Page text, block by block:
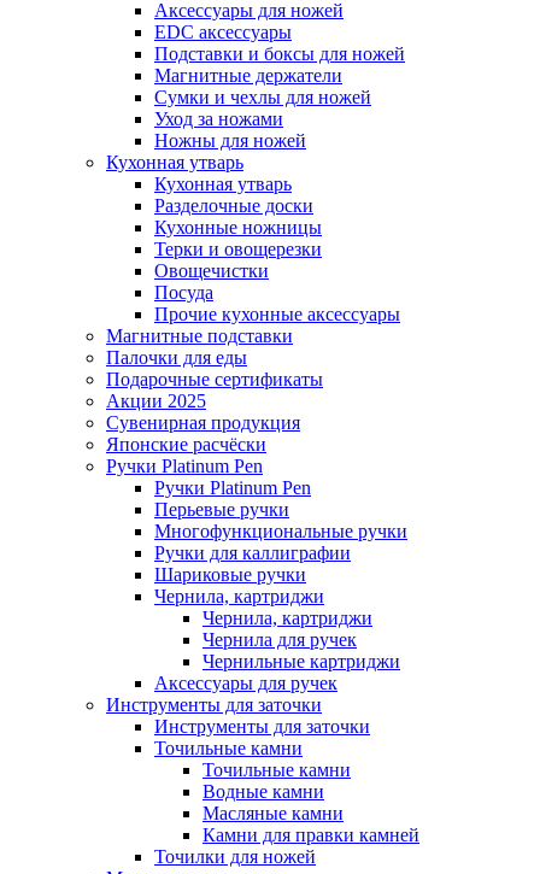
Аксессуары для ножей
EDC аксессуары
Подставки и боксы для ножей
Магнитные держатели
Сумки и чехлы для ножей
Уход за ножами
Ножны для ножей
Кухонная утварь
Кухонная утварь
Разделочные доски
Кухонные ножницы
Терки и овощерезки
Овощечистки
Посуда
Прочие кухонные аксессуары
Магнитные подставки
Палочки для еды
Подарочные сертификаты
Акции 2025
Сувенирная продукция
Японские расчёски
Ручки Platinum Pen
Ручки Platinum Pen
Перьевые ручки
Многофункциональные ручки
Ручки для каллиграфии
Шариковые ручки
Чернила, картриджи
Чернила, картриджи
Чернила для ручек
Чернильные картриджи
Аксессуары для ручек
Инструменты для заточки
Инструменты для заточки
Точильные камни
Точильные камни
Водные камни
Масляные камни
Камни для правки камней
Точилки для ножей